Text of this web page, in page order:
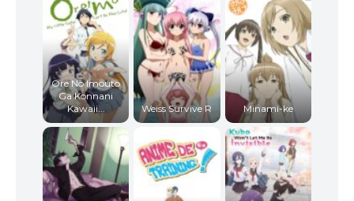
Ore No Imouto
Ga Konnani
Kawaii...
Weiss Survive R Minami-ke